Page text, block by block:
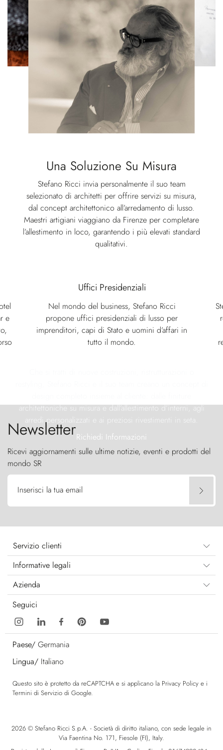
Una Soluzione Su Misura
Stefano Ricci invia personalmente il suo team
selezionato di architetti per offrire servizi su misura,
dal concept architettonico all’arredamento di lusso.
Maestri artigiani viaggiano da Firenze per completare
l’allestimento in loco, garantendo i più elevati standard
qualitativi.
e
Uffici Presidenziali
Nel mondo del business, Stefano Ricci
propone uffici presidenziali di lusso per
imprenditori, capi di Stato e uomini d’affari in
tutto il mondo.
architettoniche su misura e dall’allestimento d’interni, agli
arredi personalizzati e ai preziosi rivestimenti in seta.
Richiedi Informazioni
Newsletter
Ricevi aggiornamenti sulle ultime notizie, eventi e prodotti del
mondo SR
Inserisci la tua email
Servizio clienti
Informative legali
Azienda
Seguici
Paese/ Germania
Lingua/ Italiano
Questo sito è protetto da reCAPTCHA e si applicano la Privacy Policy e i
Termini di Servizio di Google.
2026 © Stefano Ricci S.p.A. - Società di diritto italiano, con sede legale in
Via Faentina No. 171, Fiesole (FI), Italy.